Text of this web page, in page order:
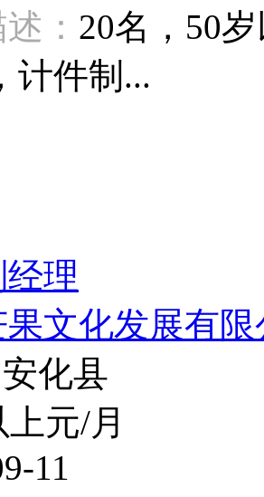
： 20名，50
计件制...
理
文化发展有限
化县
元/月
11